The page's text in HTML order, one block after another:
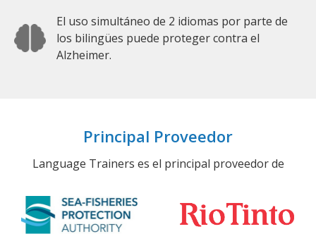
El uso simultáneo de 2 idiomas por parte de
los bilingües puede proteger contra el
Alzheimer.
Principal Proveedor
Language Trainers es el principal proveedor de